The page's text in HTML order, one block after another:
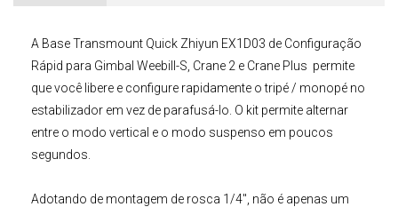
A Base Transmount Quick Zhiyun EX1D03 de Configuração
Rápid para Gimbal Weebill-S , Crane 2 e Crane Plus permite
que você libere e configure rapidamente o tripé / monopé no
estabilizador em vez de parafusá-lo. O kit permite alternar
entre o modo vertical e o modo suspenso em poucos
segundos.
Adotando de montagem de rosca 1/4" , não é apenas um